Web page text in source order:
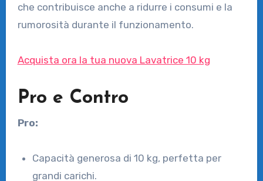
che contribuisce anche a ridurre i consumi e la
rumorosità durante il funzionamento.
Acquista ora la tua nuova Lavatrice 10 kg
Pro e Contro
Pro:
Capacità generosa di 10 kg, perfetta per
grandi carichi.